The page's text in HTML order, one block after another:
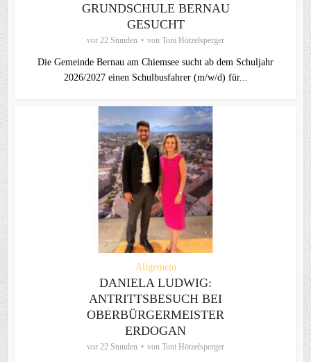
GRUNDSCHULE BERNAU
GESUCHT
vor 22 Stunden von Toni Hötzelsperger
Die Gemeinde Bernau am Chiemsee sucht ab dem Schuljahr
2026/2027 einen Schulbusfahrer (m/w/d) für...
Allgemein
DANIELA LUDWIG:
ANTRITTSBESUCH BEI
OBERBÜRGERMEISTER
ERDOGAN
vor 22 Stunden von Toni Hötzelsperger